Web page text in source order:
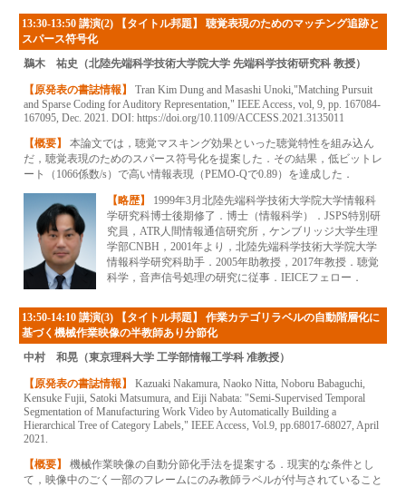
13:30-13:50 講演(2) 【タイトル邦題】 聴覚表現のためのマッチング追跡と
スパース符号化
鵜木 祐史（北陸先端科学技術大学院大学 先端科学技術研究科 教授）
【原発表の書誌情報】
Tran Kim Dung and Masashi Unoki,"Matching Pursuit
and Sparse Coding for Auditory Representation," IEEE Access, vol, 9, pp. 167084-
167095, Dec. 2021. DOI: https://doi.org/10.1109/ACCESS.2021.3135011
【概要】
本論文では，聴覚マスキング効果といった聴覚特性を組み込ん
だ，聴覚表現のためのスパース符号化を提案した．その結果，低ビットレ
ート（1066係数/s）で高い情報表現（PEMO-Qで0.89）を達成した．
【略歴】
1999年3月北陸先端科学技術大学院大学情報科
学研究科博士後期修了．博士（情報科学）．JSPS特別研
究員，ATR人間情報通信研究所，ケンブリッジ大学生理
学部CNBH，2001年より，北陸先端科学技術大学院大学
情報科学研究科助手．2005年助教授，2017年教授．聴覚
科学，音声信号処理の研究に従事．IEICEフェロー．
13:50-14:10 講演(3) 【タイトル邦題】 作業カテゴリラベルの自動階層化に
基づく機械作業映像の半教師あり分節化
中村 和晃（東京理科大学 工学部情報工学科 准教授）
【原発表の書誌情報】
Kazuaki Nakamura, Naoko Nitta, Noboru Babaguchi,
Kensuke Fujii, Satoki Matsumura, and Eiji Nabata: "Semi-Supervised Temporal
Segmentation of Manufacturing Work Video by Automatically Building a
Hierarchical Tree of Category Labels," IEEE Access, Vol.9, pp.68017-68027, April
2021.
【概要】
機械作業映像の自動分節化手法を提案する．現実的な条件とし
て，映像中のごく一部のフレームにのみ教師ラベルが付与されていること